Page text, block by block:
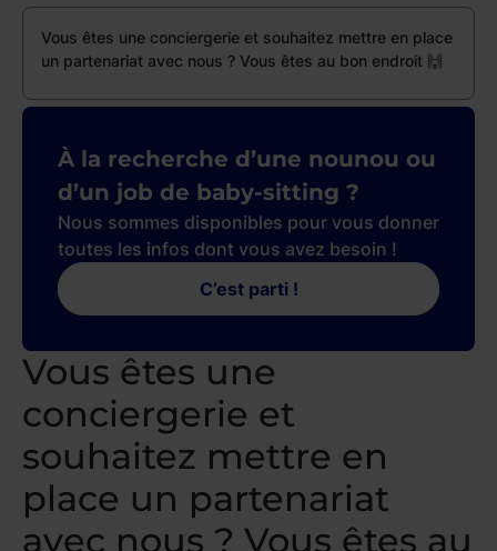
Vous êtes une
conciergerie et
souhaitez mettre en
place un partenariat
avec nous ? Vous êtes au
Vous êtes une conciergerie et souhaitez mettre en place
un partenariat avec nous ? Vous êtes au bon endroit 🙌
À la recherche d’une nounou ou
d’un job de baby-sitting ?
Nous sommes disponibles pour vous donner
toutes les infos dont vous avez besoin !
C’est parti !